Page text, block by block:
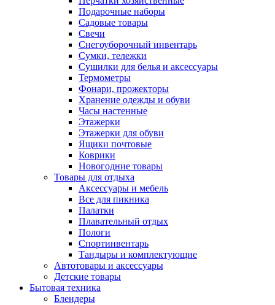
Подарочные наборы
Садовые товары
Свечи
Снегоуборочный инвентарь
Сумки, тележки
Сушилки для белья и аксессуары
Термометры
Фонари, прожекторы
Хранение одежды и обуви
Часы настенные
Этажерки
Этажерки для обуви
Ящики почтовые
Коврики
Новогодние товары
Товары для отдыха
Аксессуары и мебель
Все для пикника
Палатки
Плавательный отдых
Пологи
Спортинвентарь
Тандыры и комплектующие
Автотовары и аксессуары
Детские товары
Бытовая техника
Блендеры